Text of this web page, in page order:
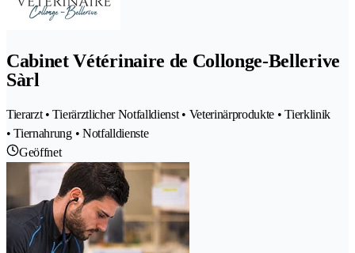
Cabinet Vétérinaire de Collonge-Bellerive
Sàrl
Tierarzt • Tierärztlicher Notfalldienst • Veterinärprodukte • Tierklinik
• Tiernahrung • Notfalldienste
Geöffnet